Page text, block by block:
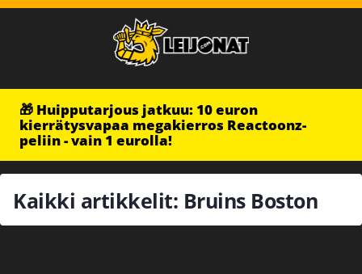
🎁 Huipputarjous jatkuu: 10 euron
kierrätysvapaa megakierros Reactoonz-
peliin - vain 1 eurolla!
Kaikki artikkelit: Bruins Boston